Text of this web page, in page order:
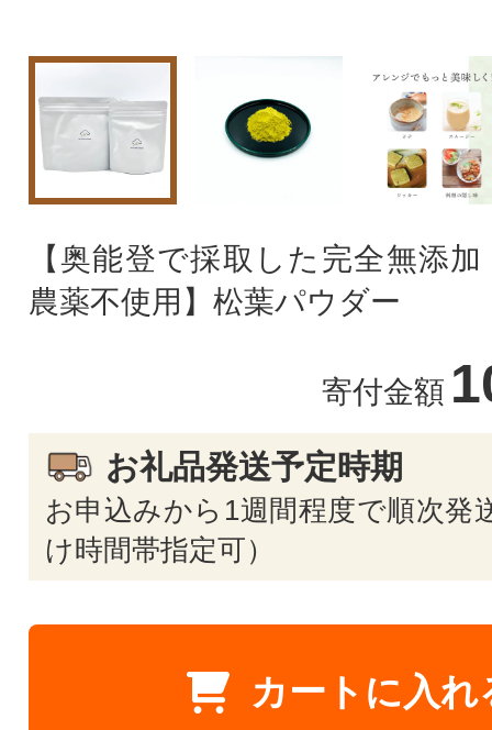
【奥能登で採取した完全無添
農薬不使用】松葉パウダー
寄付金額
お礼品発送予定時期
お申込みから1週間程度で順次発
け時間帯指定可）
カートに入れ